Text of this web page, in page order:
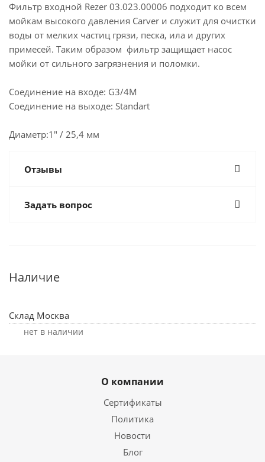
Фильтр входной Rezer 03.023.00006 подходит ко всем
мойкам высокого давления Carver и служит для очистки
воды от мелких частиц грязи, песка, ила и других
примесей. Таким образом фильтр защищает насос
мойки от сильного загрязнения и поломки.
Соединение на входе: G3/4M
Соединение на выходе: Standart
Диаметр:1" / 25,4 мм
Отзывы
Задать вопрос
Наличие
Склад Москва
Нет в наличии
О компании
Сертификаты
Политика
Новости
Блог